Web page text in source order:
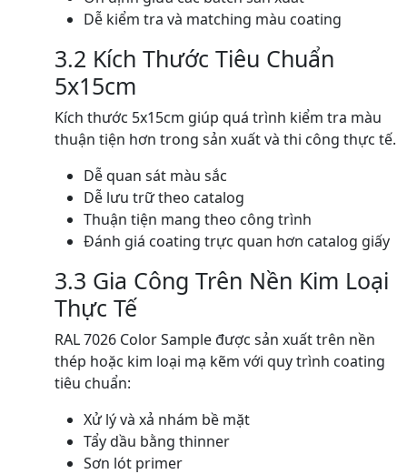
Dễ kiểm tra và matching màu coating
3.2 Kích Thước Tiêu Chuẩn
5x15cm
Kích thước 5x15cm giúp quá trình kiểm tra màu
thuận tiện hơn trong sản xuất và thi công thực tế.
Dễ quan sát màu sắc
Dễ lưu trữ theo catalog
Thuận tiện mang theo công trình
Đánh giá coating trực quan hơn catalog giấy
3.3 Gia Công Trên Nền Kim Loại
Thực Tế
RAL 7026 Color Sample được sản xuất trên nền
thép hoặc kim loại mạ kẽm với quy trình coating
tiêu chuẩn:
Xử lý và xả nhám bề mặt
Tẩy dầu bằng thinner
Sơn lót primer